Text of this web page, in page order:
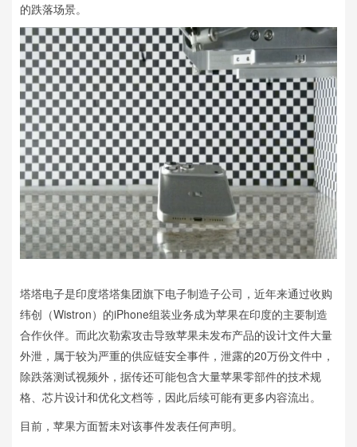
的跌落场景。
塔塔电子是印度塔塔集团旗下电子制造子公司，近年来通过收购
纬创（Wistron）的iPhone组装业务成为苹果在印度的主要制造
合作伙伴。而此次勒索攻击导致苹果未发布产品的设计文件大量
外泄，属于较为严重的供应链安全事件，泄露的20万份文件中，
除跌落测试视频外，据传还可能包含大量苹果零部件的技术规
格、芯片设计和优化文档等，因此后续可能有更多内容流出。
目前，苹果方面暂未对该事件发表任何声明。